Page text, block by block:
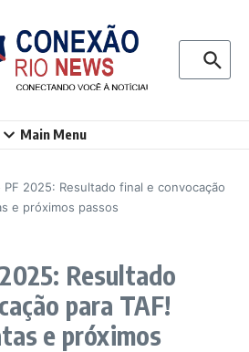
Procurar
Main Menu
PF 2025: Resultado final e convocação
e próximos passos
Resultado
para TAF!
e próximos